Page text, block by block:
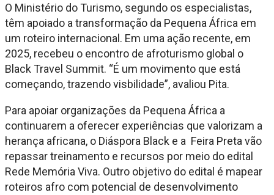
O Ministério do Turismo, segundo os especialistas,
têm apoiado a transformação da Pequena África em
um roteiro internacional. Em uma ação recente, em
2025, recebeu o encontro de afroturismo global o
Black Travel Summit. “É um movimento que está
começando, trazendo visbilidade”, avaliou Pita.
Para apoiar organizações da Pequena África a
continuarem a oferecer experiências que valorizam a
herança africana, o Diáspora Black e a Feira Preta vão
repassar treinamento e recursos por meio do edital
Rede Memória Viva. Outro objetivo do edital é mapear
roteiros afro com potencial de desenvolvimento